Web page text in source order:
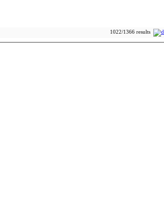
1022/1366 results